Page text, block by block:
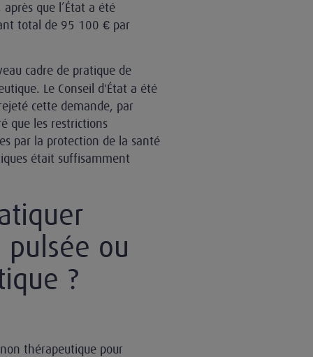
que l’État a été
total de 95 100 € par
cadre de pratique de
Le Conseil d'État a été
cette demande, par
que les restrictions
par la protection de la santé
était suffisamment
ou
?
thérapeutique pour